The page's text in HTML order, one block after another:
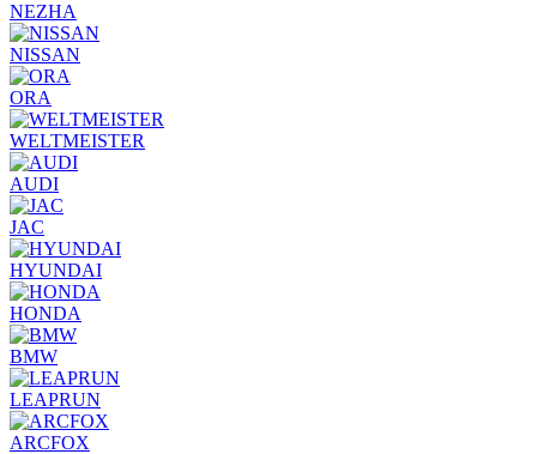
NEZHA
NISSAN
ORA
WELTMEISTER
AUDI
JAC
HYUNDAI
HONDA
BMW
LEAPRUN
ARCFOX